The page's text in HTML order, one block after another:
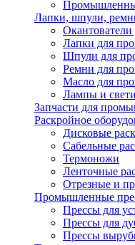
Лапки, шпули,
Лапки для
Шпули для
Ремни для
Масло для
Лампы и
Запчасти для
Раскройное
Дисковые
Сабельные
Термоножи
Ленточные
Отрезные и
Промышленные
Прессы для
Прессы для
Прессы